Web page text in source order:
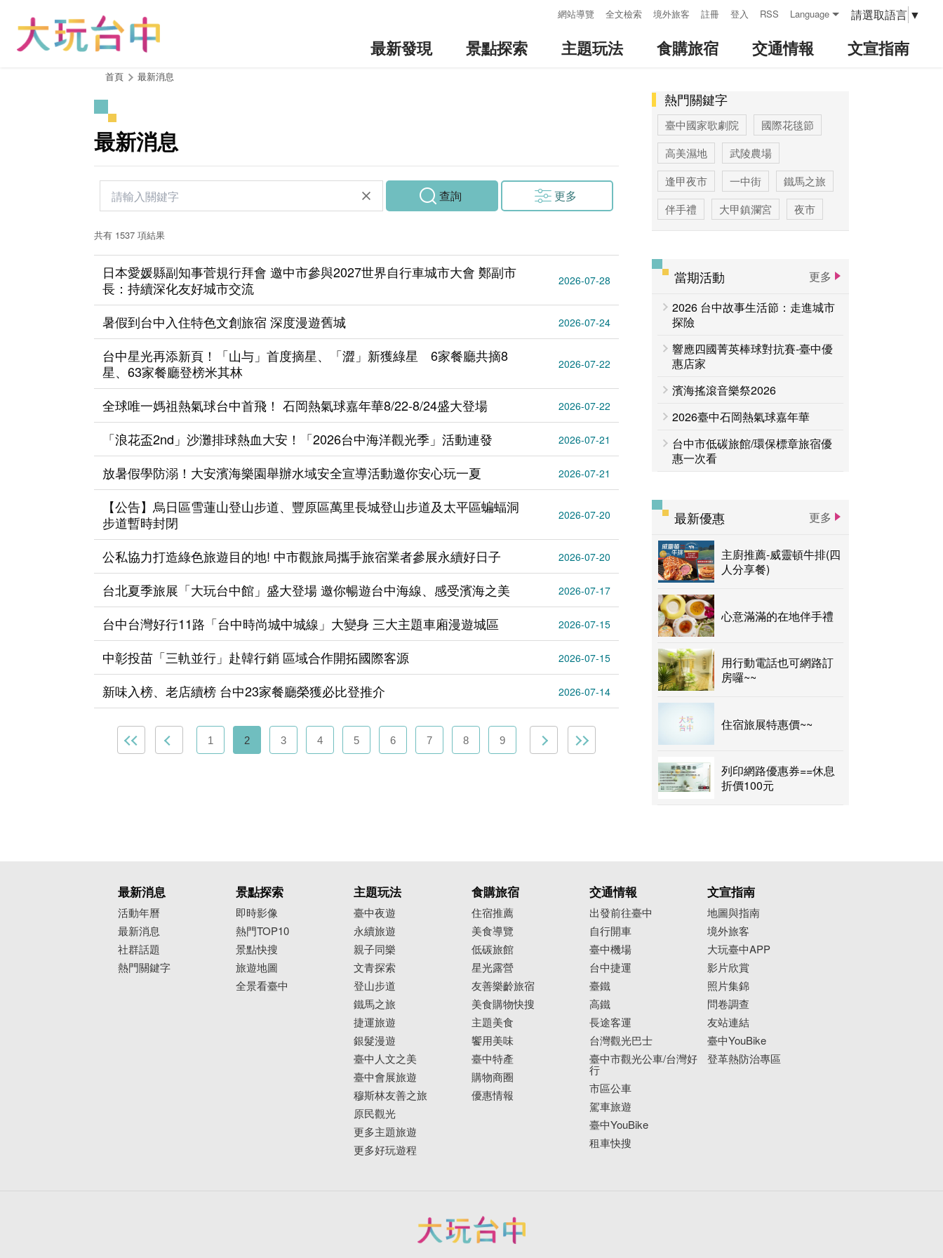
網站導覽 全文檢索 境外旅客 註冊 登入 RSS Language 請選取語言 ▼
最新發現 景點探索 主題玩法 食購旅宿 交通情報 文宣指南
首頁 最新消息
最新消息
查詢 更多
共有 1537 項結果
日本愛媛縣副知事菅規行拜會 邀中市參與2027世界自行車城市大會 鄭副市
長：持續深化友好城市交流
2026-07-28
暑假到台中入住特色文創旅宿 深度漫遊舊城 2026-07-24
台中星光再添新頁！「山与」首度摘星、「澀」新獲綠星 6家餐廳共摘8
星、63家餐廳登榜米其林
2026-07-22
全球唯一媽祖熱氣球台中首飛！ 石岡熱氣球嘉年華8/22-8/24盛大登場 2026-07-22
「浪花盃2nd」沙灘排球熱血大安！「2026台中海洋觀光季」活動連發 2026-07-21
放暑假學防溺！大安濱海樂園舉辦水域安全宣導活動邀你安心玩一夏 2026-07-21
【公告】烏日區雪蓮山登山步道、豐原區萬里長城登山步道及太平區蝙蝠洞
步道暫時封閉
2026-07-20
公私協力打造綠色旅遊目的地! 中市觀旅局攜手旅宿業者參展永續好日子 2026-07-20
台北夏季旅展「大玩台中館」盛大登場 邀你暢遊台中海線、感受濱海之美 2026-07-17
台中台灣好行11路「台中時尚城中城線」大變身 三大主題車廂漫遊城區 2026-07-15
中彰投苗「三軌並行」赴韓行銷 區域合作開拓國際客源 2026-07-15
新味入榜、老店續榜 台中23家餐廳榮獲必比登推介 2026-07-14
1 2 3 4 5 6 7 8 9
熱門關鍵字
臺中國家歌劇院
國際花毯節
高美濕地
武陵農場
逢甲夜市
一中街
鐵馬之旅
伴手禮
大甲鎮瀾宮
夜市
台中活動
主題遊程
台中国家歌剧院
當期活動
更多
2026 台中故事生活節：走進城市
探險
響應四國菁英棒球對抗賽-臺中優
惠店家
濱海搖滾音樂祭2026
2026臺中石岡熱氣球嘉年華
台中市低碳旅館/環保標章旅宿優
惠一次看
最新優惠 更多
主廚推薦-威靈頓牛排(四
人分享餐)
心意滿滿的在地伴手禮
用行動電話也可網路訂
房囉~~
住宿旅展特惠價~~
列印網路優惠券==休息
折價100元
最新消息
活動年曆
最新消息
社群話題
熱門關鍵字
景點探索
即時影像
熱門TOP10
景點快搜
旅遊地圖
全景看臺中
主題玩法
臺中夜遊
永續旅遊
親子同樂
文青探索
登山步道
鐵馬之旅
捷運旅遊
銀髮漫遊
臺中人文之美
臺中會展旅遊
穆斯林友善之旅
原民觀光
更多主題旅遊
更多好玩遊程
食購旅宿
住宿推薦
美食導覽
低碳旅館
星光露營
友善樂齡旅宿
美食購物快搜
主題美食
饗用美味
臺中特產
購物商圈
優惠情報
交通情報
出發前往臺中
自行開車
臺中機場
台中捷運
臺鐵
高鐵
長途客運
台灣觀光巴士
臺中市觀光公車/台灣好
行
市區公車
駕車旅遊
臺中YouBike
租車快搜
文宣指南
地圖與指南
境外旅客
大玩臺中APP
影片欣賞
照片集錦
問卷調查
友站連結
臺中YouBike
登革熱防治專區